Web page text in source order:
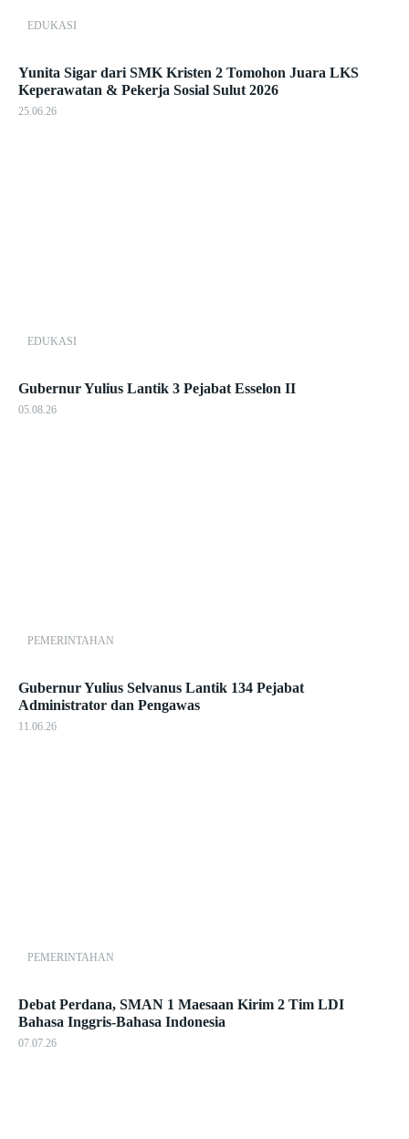
EDUKASI
Yunita Sigar dari SMK Kristen 2 Tomohon Juara LKS
Keperawatan & Pekerja Sosial Sulut 2026
25.06.26
EDUKASI
Gubernur Yulius Lantik 3 Pejabat Esselon II
05.08.26
PEMERINTAHAN
Gubernur Yulius Selvanus Lantik 134 Pejabat
Administrator dan Pengawas
11.06.26
PEMERINTAHAN
Debat Perdana, SMAN 1 Maesaan Kirim 2 Tim LDI
Bahasa Inggris-Bahasa Indonesia
07.07.26